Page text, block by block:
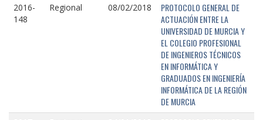
2016-
148
Regional 08/02/2018
PROTOCOLO GENERAL DE
ACTUACIÓN ENTRE LA
UNIVERSIDAD DE MURCIA Y
EL COLEGIO PROFESIONAL
DE INGENIEROS TÉCNICOS
EN INFORMÁTICA Y
GRADUADOS EN INGENIERÍA
INFORMÁTICA DE LA REGIÓN
DE MURCIA